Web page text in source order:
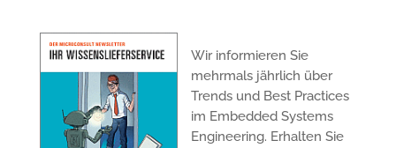
Wir informieren Sie
mehrmals jährlich über
Trends und Best Practices
im Embedded Systems
Engineering. Erhalten Sie